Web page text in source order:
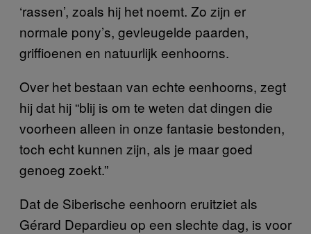
‘rassen’, zoals hij het noemt. Zo zijn er
normale pony’s, gevleugelde paarden,
griffioenen en natuurlijk eenhoorns.
Over het bestaan van echte eenhoorns, zegt
hij dat hij “blij is om te weten dat dingen die
voorheen alleen in onze fantasie bestonden,
toch echt kunnen zijn, als je maar goed
genoeg zoekt.”
Dat de Siberische eenhoorn eruitziet als
Gérard Depardieu op een slechte dag, is voor